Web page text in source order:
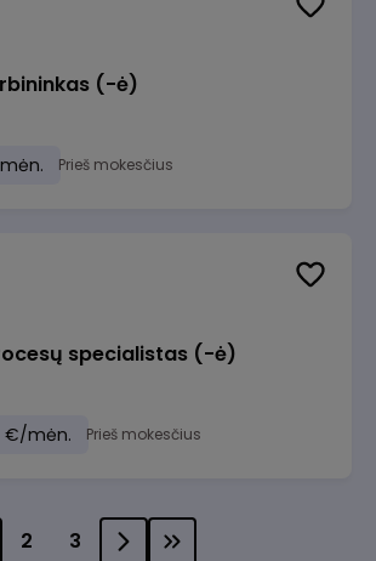
(-ė)
Prieš mokesčius
specialistas (-ė)
€/mėn. Prieš mokesčius
2 3